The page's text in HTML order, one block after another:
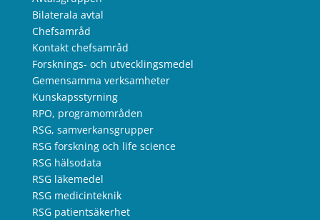
Bilaterala avtal
Chefsamråd
Kontakt chefsamråd
Forsknings- och utvecklingsmedel
Gemensamma verksamheter
Kunskapsstyrning
RPO, programområden
RSG, samverkansgrupper
RSG forskning och life science
RSG hälsodata
RSG läkemedel
RSG medicinteknik
RSG patientsäkerhet